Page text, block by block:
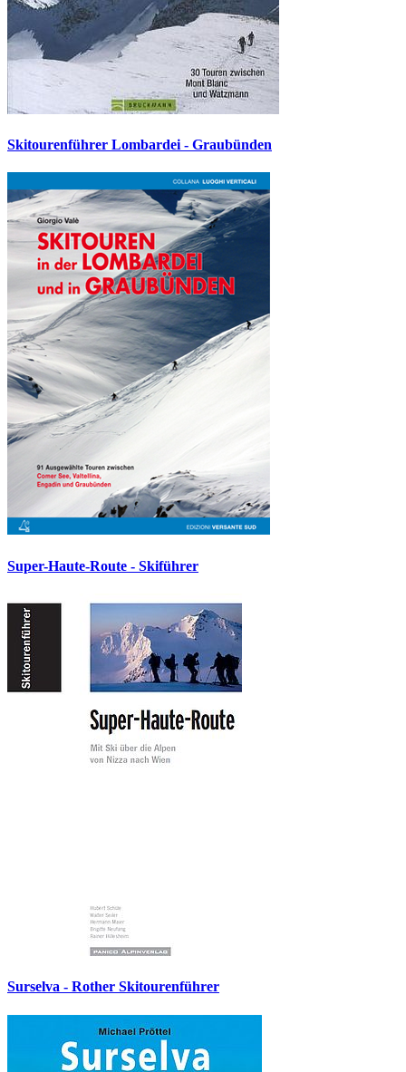
Skitourenführer Lombardei - Graubünden
Super-Haute-Route - Skiführer
Surselva - Rother Skitourenführer